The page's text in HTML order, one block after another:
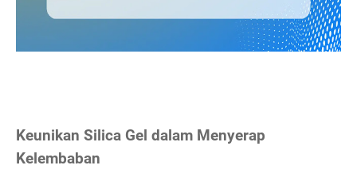
Keunikan Silica Gel dalam Menyerap
Kelembaban